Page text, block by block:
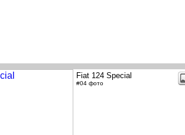
Fiat 124 Special
#04 фото